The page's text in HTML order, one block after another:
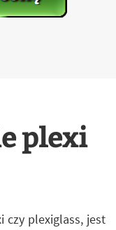
plexi
czy plexiglass, jest